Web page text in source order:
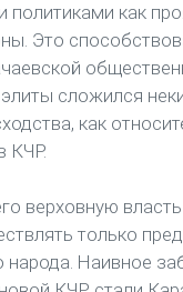
политиками как
Это
сложился
как
КЧР.
верховную
только
народа. Наивное